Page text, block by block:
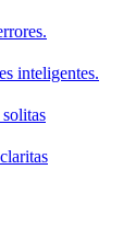
inteligentes.